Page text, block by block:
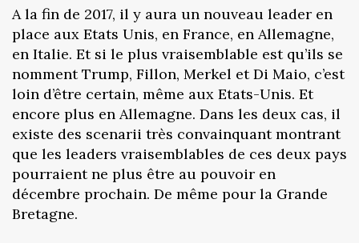
A la fin de 2017, il y aura un nouveau leader en
place aux Etats Unis, en France, en Allemagne,
en Italie. Et si le plus vraisemblable est qu’ils se
nomment Trump, Fillon, Merkel et Di Maio, c’est
loin d’être certain, même aux Etats-Unis. Et
encore plus en Allemagne. Dans les deux cas, il
existe des scenarii très convainquant montrant
que les leaders vraisemblables de ces deux pays
pourraient ne plus être au pouvoir en
décembre prochain. De même pour la Grande
Bretagne.